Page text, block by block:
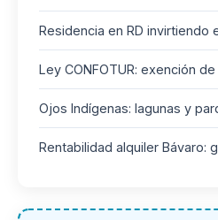
Residencia en RD invirtiendo
Ley CONFOTUR: exención
Ojos Indígenas: lagunas y
Rentabilidad alquiler Bávaro: